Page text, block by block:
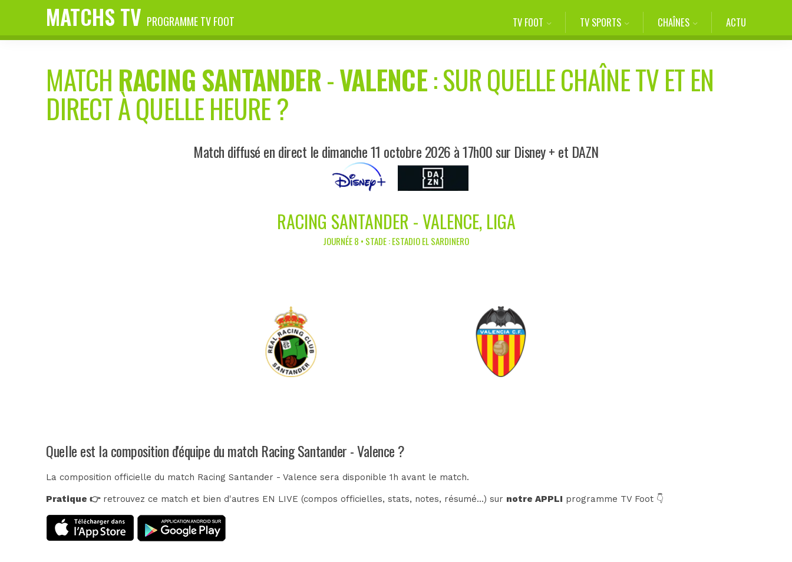
MATCHS TV PROGRAMME TV FOOT TV FOOT TV SPORTS CHAÎNES ACTU
MATCH RACING SANTANDER-VALENCE: SUR QUELLE CHAÎNE TV ET EN
DIRECT À QUELLE HEURE ?
Match diffusé en direct le dimanche 11 octobre 2026 à 17h00 sur Disney + et DAZN
RACING SANTANDER - VALENCE, LIGA
JOURNÉE 8 • STADE : ESTADIO EL SARDINERO
Quelle est la composition d'équipe du match Racing Santander - Valence ?
La composition officielle du match Racing Santander - Valence sera disponible 1h avant le match.
Pratique 👉retrouvez ce match et bien d'autres EN LIVE (compos officielles, stats, notes, résumé...) sur notre APPLI programme TV Foot 👇